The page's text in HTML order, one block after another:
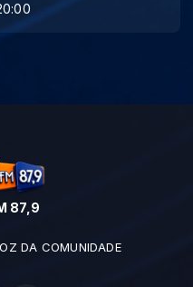
87,9
DA COMUNIDADE